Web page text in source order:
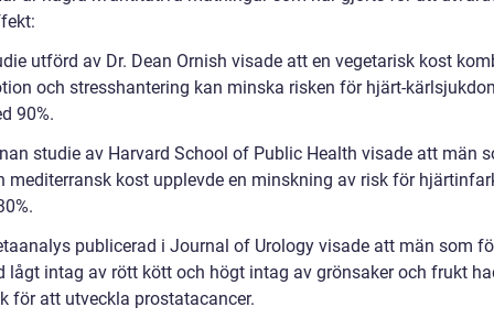
utförd av Dr. Dean Ornish visade att en vegetarisk kost
och stresshantering kan minska risken för hjärt-
90%.
studie av Harvard School of Public Health visade att män
mediterransk kost upplevde en minskning av risk för
publicerad i Journal of Urology visade att män som
lågt intag av rött kött och högt intag av grönsaker och frukt
för att utveckla prostatacancer.